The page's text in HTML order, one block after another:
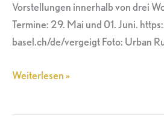
Vorstellungen innerhalb von drei
Termine: 29. Mai und 01. Juni.
basel.ch/de/vergeigt Foto: Urban
Weiterlesen »